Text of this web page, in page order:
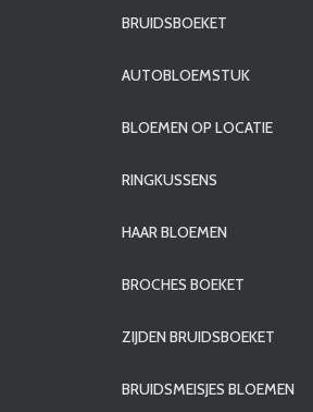
BRUIDSBOEKET
AUTOBLOEMSTUK
BLOEMEN OP LOCATIE
RINGKUSSENS
HAAR BLOEMEN
BROCHES BOEKET
ZIJDEN BRUIDSBOEKET
BRUIDSMEISJES BLOEMEN